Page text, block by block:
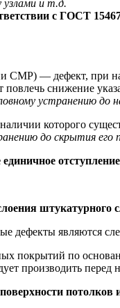
узлами и т.д.
с ГОСТ
СМР) — дефект, при
снижение
устранению до
которого
до скрытия его
штукатурного
дефекты являются
покрытий по
производить